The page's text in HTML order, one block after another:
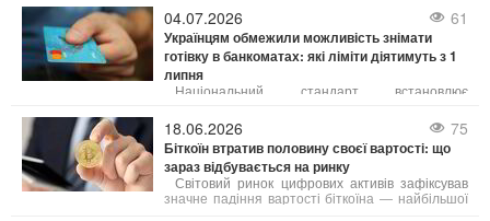
Каналі, під вихованням розуміють як рідних, так і
усиновлених дітей.
04.07.2026 61
Українцям обмежили можливість знімати
готівку в банкоматах: які ліміти діятимуть з 1
липня
Національний стандарт встановлює
тисяч гривень з одного банківського рахунку. Це
обмеження стосується як операцій через
банкомати, так і отримання грошей у касах
банків.
18.06.2026 75
Біткоїн втратив половину своєї вартості: що
зараз відбувається на ринку
Світовий ринок цифрових активів зафіксував
значне падіння вартості біткоїна — найбільшої